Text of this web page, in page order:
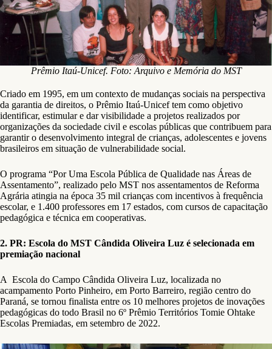
Prêmio Itaú-Unicef. Foto: Arquivo e Memória do MST
Criado em 1995, em um contexto de mudanças sociais na perspectiva
da garantia de direitos, o Prêmio Itaú-Unicef tem como objetivo
identificar, estimular e dar visibilidade a projetos realizados por
organizações da sociedade civil e escolas públicas que contribuem para
garantir o desenvolvimento integral de crianças, adolescentes e jovens
brasileiros em situação de vulnerabilidade social.
O programa “Por Uma Escola Pública de Qualidade nas Áreas de
Assentamento”, realizado pelo MST nos assentamentos de Reforma
Agrária atingia na época 35 mil crianças com incentivos à frequência
escolar, e 1.400 professores em 17 estados, com cursos de capacitação
pedagógica e técnica em cooperativas.
2. PR: Escola do MST Cândida Oliveira Luz é selecionada em
premiação nacional
A Escola do Campo Cândida Oliveira Luz, localizada no
acampamento Porto Pinheiro, em Porto Barreiro, região centro do
Paraná, se tornou finalista entre os 10 melhores projetos de inovações
pedagógicas do todo Brasil no 6º Prêmio Territórios Tomie Ohtake
Escolas Premiadas, em setembro de 2022.